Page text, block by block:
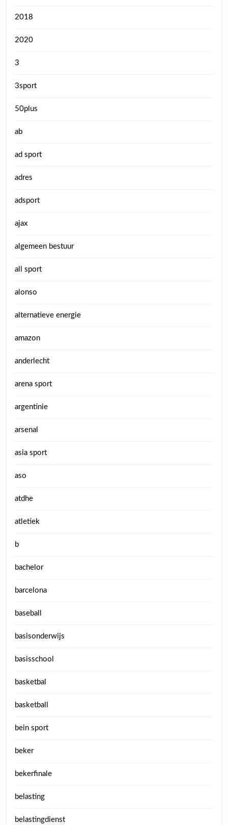
2018
2020
3
3sport
50plus
ab
ad sport
adres
adsport
ajax
algemeen bestuur
all sport
alonso
alternatieve energie
amazon
anderlecht
arena sport
argentinie
arsenal
asia sport
aso
atdhe
atletiek
b
bachelor
barcelona
baseball
basisonderwijs
basisschool
basketbal
basketball
bein sport
beker
bekerfinale
belasting
belastingdienst